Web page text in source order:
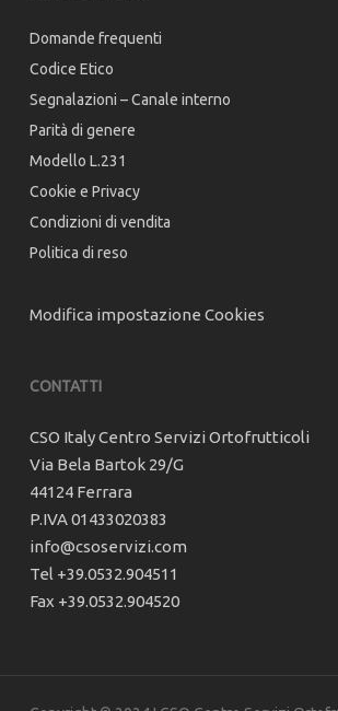
Domande frequenti
Codice Etico
Segnalazioni – Canale interno
Parità di genere
Modello L.231
Cookie e Privacy
Condizioni di vendita
Politica di reso
Modifica impostazione Cookies
CONTATTI
CSO Italy Centro Servizi Ortofrutticoli
Via Bela Bartok 29/G
44124 Ferrara
P.IVA 01433020383
info@csoservizi.com
Tel +39.0532.904511
Fax +39.0532.904520